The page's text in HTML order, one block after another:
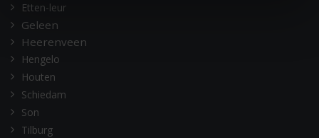
Etten-leur
Geleen
Heerenveen
Hengelo
Houten
Schiedam
Son
Tilburg